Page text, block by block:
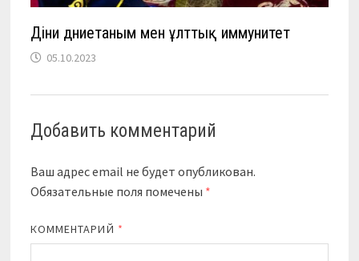
Діни дүниетаным мен ұлттық иммунитет
05.10.2023
Добавить комментарий
Ваш адрес email не будет опубликован.
Обязательные поля помечены *
КОММЕНТАРИЙ *